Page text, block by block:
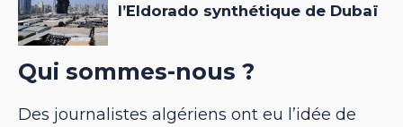
Qui sommes-nous ?
Des journalistes algériens ont eu l’idée de